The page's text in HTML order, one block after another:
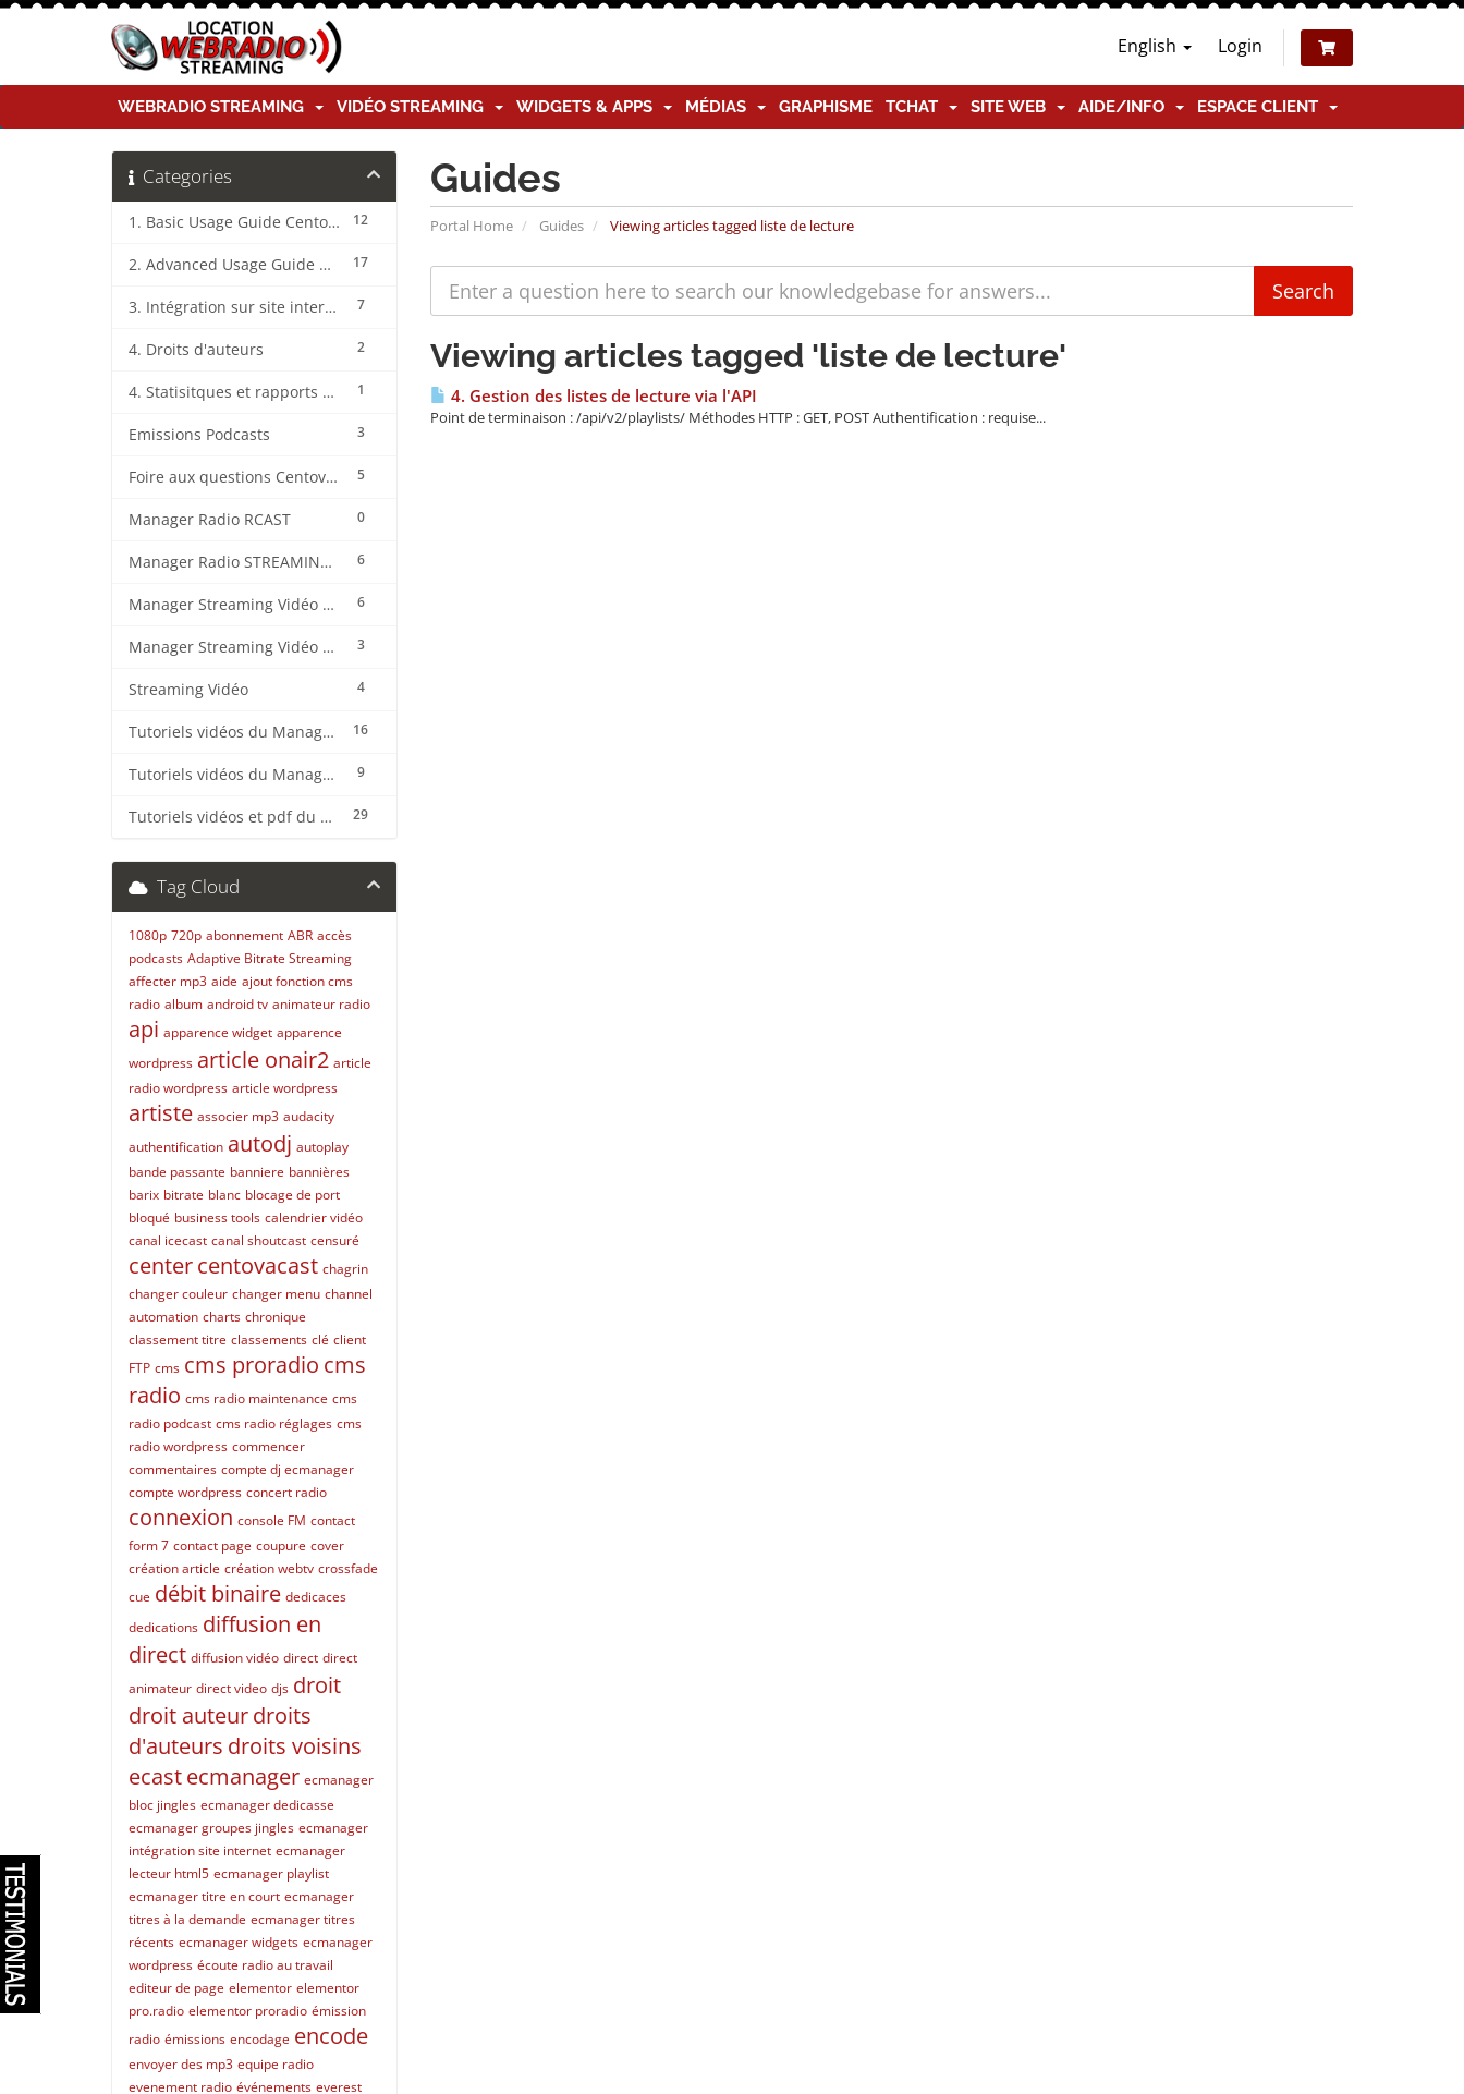
English Login
WEBRADIO STREAMING VIDÉO STREAMING WIDGETS & APPS MÉDIAS GRAPHISME TCHAT SITE WEB AIDE/INFO ESPACE CLIENT
Guides
Portal Home Guides Viewing articles tagged liste de lecture
Categories
12
1. Basic Usage Guide CentovaCast
17
2. Advanced Usage Guide CentovaCast
7
3. Intégration sur site internet CentovaCast
2
4. Droits d'auteurs
1
4. Statisitques et rapports CentovaCast
3
Emissions Podcasts
5
Foire aux questions CentovaCast
0
Manager Radio RCAST
6
Manager Radio STREAMING CENTER
6
Manager Streaming Vidéo TVMCP
3
Manager Streaming Vidéo VDO
4
Streaming Vidéo
16
Tutoriels vidéos du Manager Radio CentovaCast
9
Tutoriels vidéos du Manager Radio STREAMING CENTER
29
Tutoriels vidéos et pdf du CMS Radio Wordpress + OnAir2/Pro.Radio
Viewing articles tagged 'liste de lecture'
4. Gestion des listes de lecture via l'API
Point de terminaison : /api/v2/playlists/ Méthodes HTTP : GET, POST Authentification : requise...
Tag Cloud
1080p 720p abonnement ABR accès
podcasts Adaptive Bitrate Streaming
affecter mp3 aide ajout fonction cms
radio album android tv animateur radio
api apparence widget apparence
wordpress article onair2 article
radio wordpress article wordpress
artiste associer mp3 audacity
authentification autodj autoplay
bande passante banniere bannières
barix bitrate blanc blocage de port
bloqué business tools calendrier vidéo
canal icecast canal shoutcast censuré
centercentovacast chagrin
changer couleur changer menu channel
automation charts chronique
classement titre classements clé client
FTP cms cms proradio cms
radio cms radio maintenance cms
radio podcast cms radio réglages cms
radio wordpress commencer
commentaires compte dj ecmanager
compte wordpress concert radio
connexion console FM contact
form 7 contact page coupure cover
création article création webtv crossfade
cue débit binaire dedicaces
dedications diffusion en
direct diffusion vidéo direct direct
animateur direct video djs droit
droit auteurdroits
d'auteurs droits voisins
ecastecmanager ecmanager
bloc jingles ecmanager dedicasse
ecmanager groupes jingles ecmanager
intégration site internet ecmanager
lecteur html5 ecmanager playlist
ecmanager titre en court ecmanager
titres à la demande ecmanager titres
récents ecmanager widgets ecmanager
wordpress écoute radio au travail
editeur de page elementor elementor
pro.radio elementor proradio émission
radio émissions encodage encode
envoyer des mp3 equipe radio
evenement radio événements everest